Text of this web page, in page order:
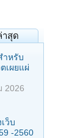
าสุด
ำหรับ
เผยแผ่
2026
ว็บ
-2560